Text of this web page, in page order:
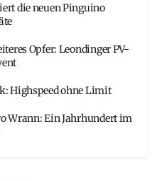
die neuen Pinguino
Opfer: Leondinger PV-
Highspeed ohne Limit
Wrann: Ein Jahrhundert im